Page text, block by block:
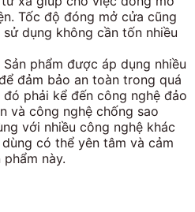
Tốc độ đóng mở cửa cũng
dụng không cần tốn nhiều
phẩm được áp dụng nhiều
đảm bảo an toàn trong quá
phải kể đến công nghệ đảo
và công nghệ chống sao
với nhiều công nghệ khác
có thể yên tâm và cảm
này.